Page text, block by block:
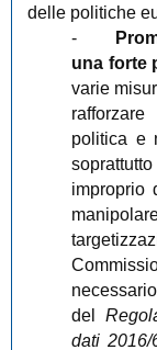
delle politiche
-
una forte
varie
politica e
improprio
del
dati 2016/